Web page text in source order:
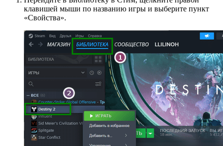
клавишей мыши по названию игры и выберите пункт
«Свойства».